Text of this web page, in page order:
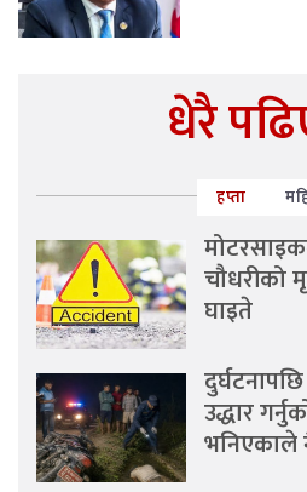
धेरै
हप्ता
चौधरीको
घाइते
उद्धार
भनिएकाले